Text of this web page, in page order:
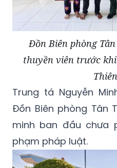
Đồn Biên phòng
thuyền viên trước
Trung tá Nguyễn
Đồn Biên phòng Tân
minh ban đầu chưa
phạm pháp luật.